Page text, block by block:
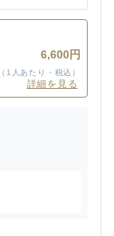
6,600円
（1人あたり・税込）
詳細を見る